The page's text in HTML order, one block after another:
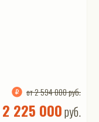
от 2 594 000 руб.
2 225 000руб.